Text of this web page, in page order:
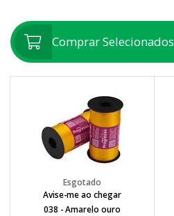
Comprar Selecionados
Avise-me ao chegar
038 - Amarelo ouro